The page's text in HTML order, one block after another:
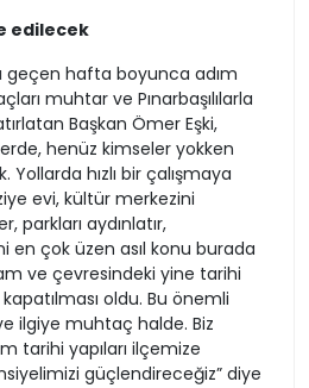
edilecek
geçen hafta boyunca adım
muhtar ve Pınarbaşılılarla
Başkan Ömer Eşki,
henüz kimseler yokken
Yollarda hızlı bir çalışmaya
evi, kültür merkezini
parkları aydınlatır,
en çok üzen asıl konu burada
ve çevresindeki yine tarihi
kapatılması oldu. Bu önemli
ilgiye muhtaç halde. Biz
tarihi yapıları ilçemize
güçlendireceğiz” diye